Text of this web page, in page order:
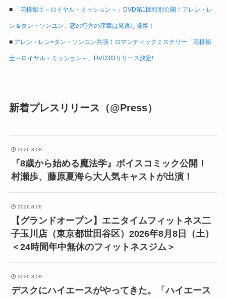
■ 「花様衛士～ロイヤル・ミッション～」DVD第1回特別公開！アレン・レ
ン＆タン・ソンユン、恋の行方の序章は見逃し厳禁！
■ アレン・レン×タン・ソンユン共演！ロマンティックミステリー「花様衛
士～ロイヤル・ミッション～」DVD3/3リリース決定!
新着プレスリリース（@Press）
2026.8.08
『8歳から始める魔法学』ボイスコミック公開！
村瀬歩、藤原夏海ら大人気キャストが出演！
2026.8.08
【グランドオープン】エニタイムフィットネス二
子玉川店（東京都世田谷区）2026年8月8日（土）
＜24時間年中無休のフィットネスジム＞
2026.8.08
デスクにハイエースがやってきた。「ハイエース